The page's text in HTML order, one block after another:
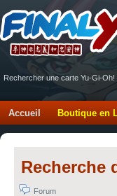
Rechercher une carte Yu-Gi-Oh!
Accueil Boutique en
Recherche
Forum